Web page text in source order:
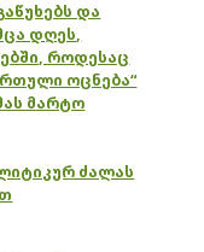
და
დღეს,
როდესაც
ოცნება“
მარტო
ძალას